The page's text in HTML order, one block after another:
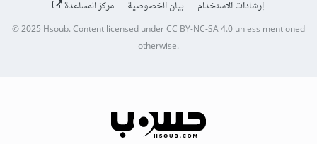
إرشادات الاستخدام
بيان الخصوصية مركز المساعدة
© 2025Hsoub.Content licensed underCC BY-NC-SA 4.0unless mentioned
otherwise.